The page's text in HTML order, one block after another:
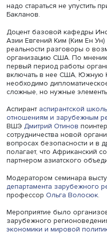
предложения по
Предполагается, что в
будут играть страны
которая сохраняет
центральноазиатские
в организации, уже
Казахстаном и
союзе.
Непростая проблема —
которая стремится
роль, продвигать свои
торгово-экономические
сильным и изощренным
повысить
Китай стремится
инициативы, принятые
подготовлены Пекином,
планы под «Шелковый
масштабные проекты.